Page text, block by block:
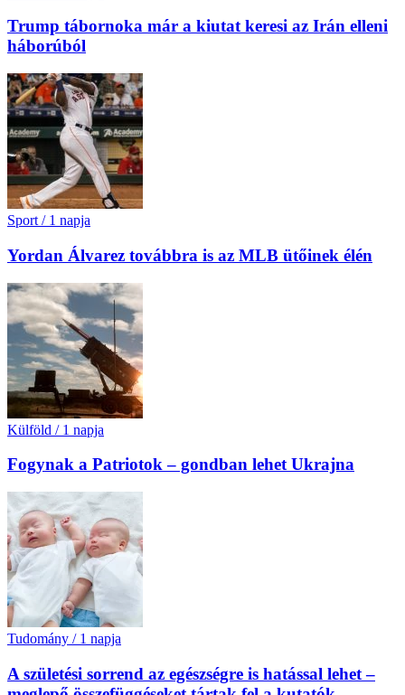
Trump tábornoka már a kiutat keresi az Irán elleni
háborúból
Sport / 1 napja
Yordan Álvarez továbbra is az MLB ütőinek élén
Külföld / 1 napja
Fogynak a Patriotok – gondban lehet Ukrajna
Tudomány / 1 napja
A születési sorrend az egészségre is hatással lehet –